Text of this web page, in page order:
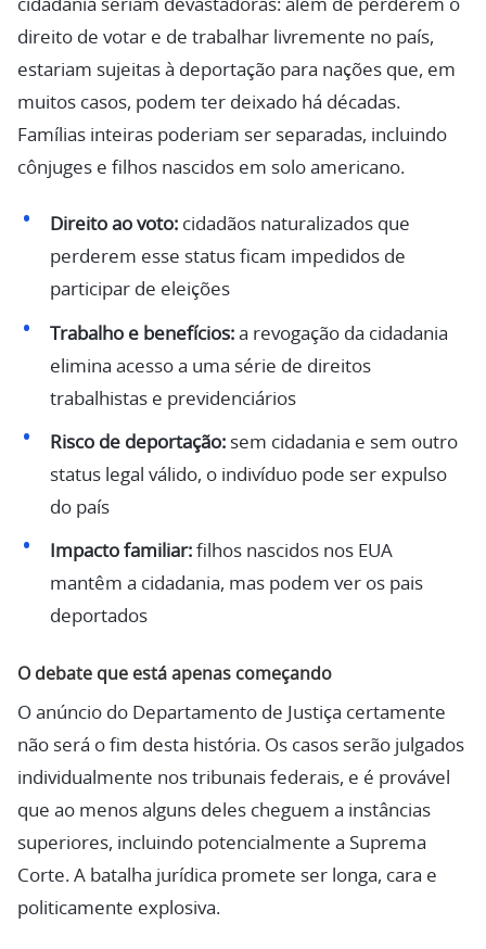
cidadania seriam devastadoras: além de perderem o
direito de votar e de trabalhar livremente no país,
estariam sujeitas à deportação para nações que, em
muitos casos, podem ter deixado há décadas.
Famílias inteiras poderiam ser separadas, incluindo
cônjuges e filhos nascidos em solo americano.
Direito ao voto:cidadãos naturalizados que
perderem esse status ficam impedidos de
participar de eleições
Trabalho e benefícios:a revogação da cidadania
elimina acesso a uma série de direitos
trabalhistas e previdenciários
Risco de deportação:sem cidadania e sem outro
status legal válido, o indivíduo pode ser expulso
do país
Impacto familiar:filhos nascidos nos EUA
mantêm a cidadania, mas podem ver os pais
deportados
O debate que está apenas começando
O anúncio do Departamento de Justiça certamente
não será o fim desta história. Os casos serão julgados
individualmente nos tribunais federais, e é provável
que ao menos alguns deles cheguem a instâncias
superiores, incluindo potencialmente a Suprema
Corte. A batalha jurídica promete ser longa, cara e
politicamente explosiva.